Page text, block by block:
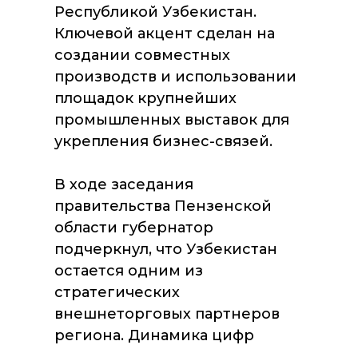
Республикой Узбекистан.
Ключевой акцент сделан на
создании совместных
производств и использовании
площадок крупнейших
промышленных выставок для
укрепления бизнес-связей.
В ходе заседания
правительства Пензенской
области губернатор
подчеркнул, что Узбекистан
остается одним из
стратегических
внешнеторговых партнеров
региона. Динамика цифр